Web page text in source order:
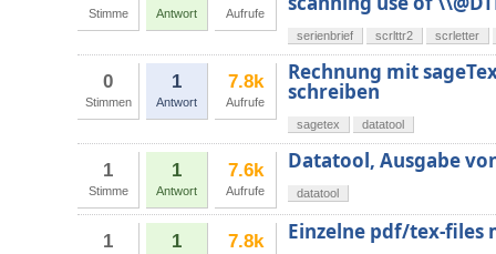
Stimme Antwort Aufrufe
serienbrief scrlttr2 scrletter
0
Stimmen
1
Antwort
7.8k
Aufrufe
Rechnung mit
schreiben
sagetex datatool
1
Stimme
1
Antwort
7.6k
Aufrufe
Datatool, Ausgabe
datatool
1 1 7.8k Einzelne pdf/tex-files